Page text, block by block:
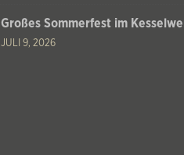
Großes Sommerfest im
JULI 9, 2026